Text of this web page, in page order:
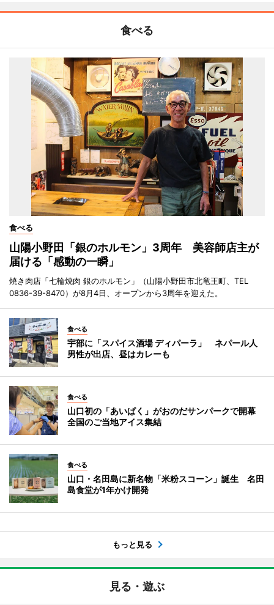
食べる
食べる
山陽小野田「銀のホルモン」3周年 美容師店主が
届ける「感動の一瞬」
焼き肉店「七輪焼肉 銀のホルモン」（山陽小野田市北竜王町、TEL
0836-39-8470）が8月4日、オープンから3周年を迎えた。
食べる
宇部に「スパイス酒場 ディパーラ」 ネパール人
男性が出店、昼はカレーも
食べる
山口初の「あいぱく」がおのだサンパークで開幕
全国のご当地アイス集結
食べる
山口・名田島に新名物「米粉スコーン」誕生 名田
島食堂が1年かけ開発
もっと見る
見る・遊ぶ